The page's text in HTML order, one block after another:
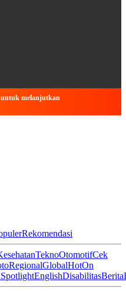
melanjutkan
Rekomendasi
TeknoOtomotifCek
RegionalGlobalHotOn
SpotlightEnglishDisabilitasBerita